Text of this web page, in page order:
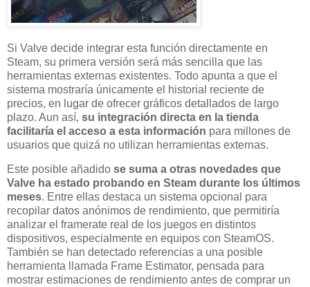
Si Valve decide integrar esta función directamente en
Steam, su primera versión será más sencilla que las
herramientas externas existentes. Todo apunta a que el
sistema mostraría únicamente el historial reciente de
precios, en lugar de ofrecer gráficos detallados de largo
plazo. Aun así, su integración directa en la tienda
facilitaría el acceso a esta información para millones de
usuarios que quizá no utilizan herramientas externas.
Este posible añadido se suma a otras novedades que
Valve ha estado probando en Steam durante los últimos
meses. Entre ellas destaca un sistema opcional para
recopilar datos anónimos de rendimiento, que permitiría
analizar el framerate real de los juegos en distintos
dispositivos, especialmente en equipos con SteamOS.
También se han detectado referencias a una posible
herramienta llamada Frame Estimator, pensada para
mostrar estimaciones de rendimiento antes de comprar un